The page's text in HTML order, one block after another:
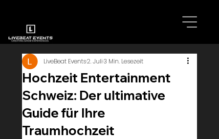
Hochzeit Entertainment
Schweiz: Der ultimative
Guide für Ihre
Traumhochzeit
LiveBeat Events2. Juli3 Min. Lesezeit